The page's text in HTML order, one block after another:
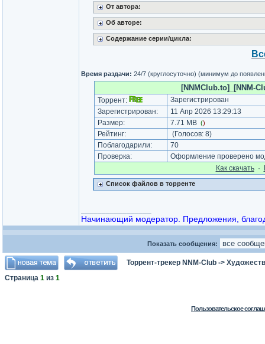
От автора:
Об авторе:
Содержание серии/цикла:
Время раздачи: 24/7 (круглосуточно) (минимум до
[NNMClub.to]_[NNM-
Торрент:
Зарегистрирован
Зарегистрирован:
11 Апр 2026 13:29:13
Размер:
7.71 MB ()
Рейтинг: (Голосов: 8)
Поблагодарили:
70
Проверка:
Оформление проверено
Как cкачать·
Список файлов в торренте
Начинающий модератор. Предложения,
Показать сообщения:
Торрент-трекер NNM-Club ->
Страница 1 из 1
Пользовательское